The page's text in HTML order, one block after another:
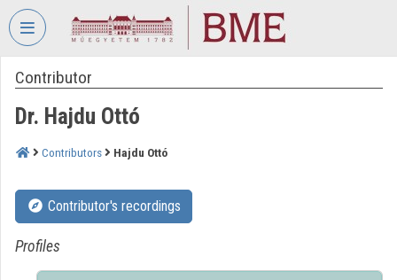
Skip header Skip menu
VIDEO
BUDAPEST
UNIVERSITY
TECHNOLOGY
AND
ECONOMICS
Contributor
Dr. Hajdu Ottó
Contributors Hajdu Ottó
Contributor's recordings
Profiles